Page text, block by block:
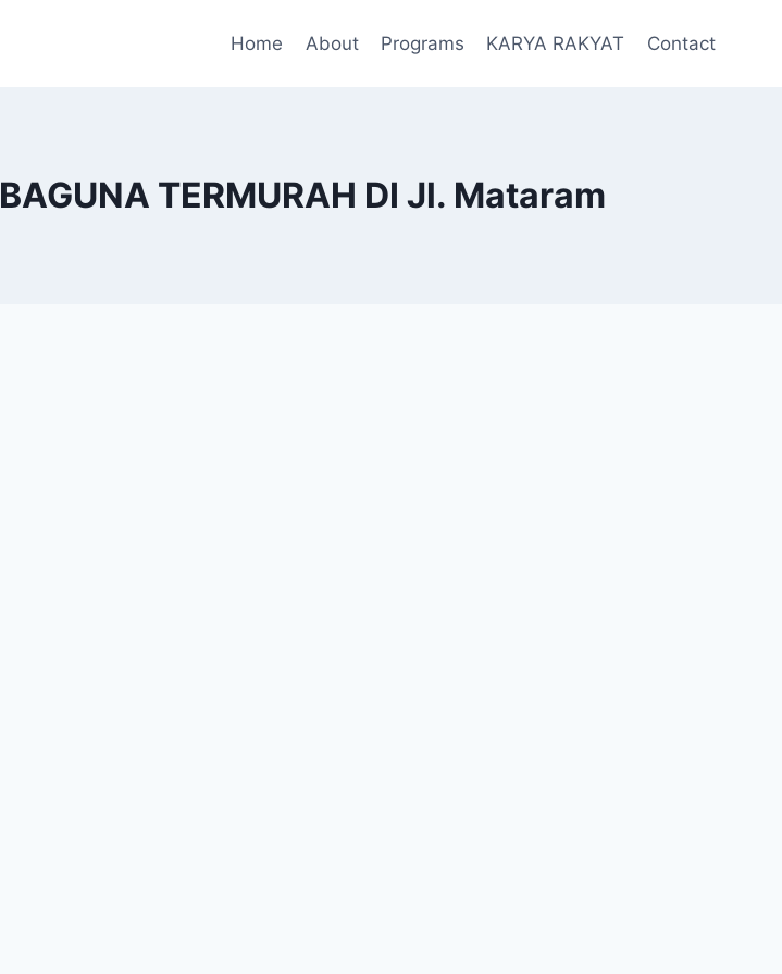
Home About Programs KARYA RAKYAT Contact
TERMURAH DI Jl. Mataram